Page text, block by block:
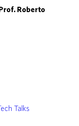
Roberto
Talks